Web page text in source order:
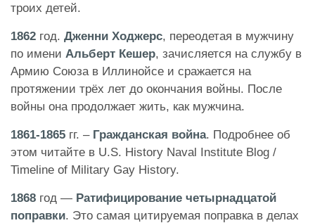
троих детей.
1862 год. Дженни Ходжерс, переодетая в мужчину
по имени Альберт Кешер, зачисляется на службу в
Армию Союза в Иллинойсе и сражается на
протяжении трёх лет до окончания войны. После
войны она продолжает жить, как мужчина.
1861-1865 гг. – Гражданская война. Подробнее об
этом читайте в U.S. History Naval Institute Blog /
Timeline of Military Gay History.
1868 год — Ратифицирование четырнадцатой
поправки. Это самая цитируемая поправка в делах